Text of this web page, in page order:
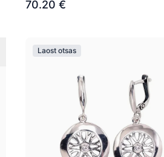
70.20 €
Laost otsas